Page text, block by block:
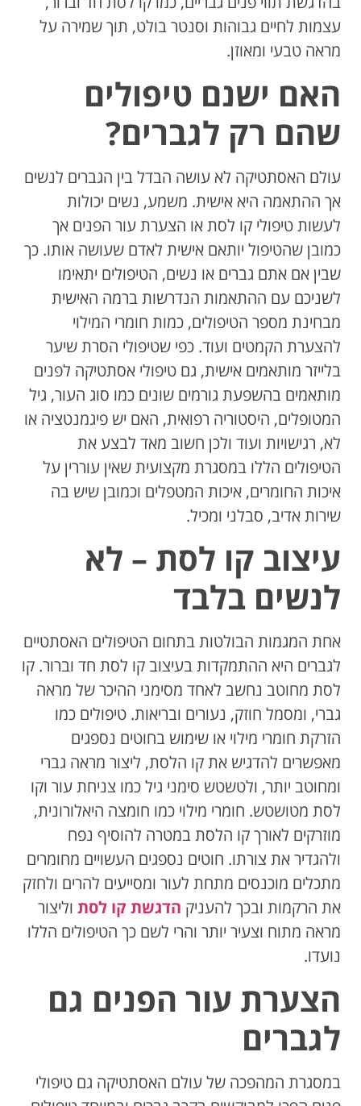
עצמות לחיים גבוהות וסנטר בולט, תוך שמירה על
מראה טבעי ומאוזן.
האם ישנם טיפולים
שהם רק לגברים?
עולם האסתטיקה לא עושה הבדל בין הגברים לנשים
אך ההתאמה היא אישית. משמע, נשים יכולות
לעשות טיפולי קו לסת או הצערת עור הפנים אך
כמובן שהטיפול יותאם אישית לאדם שעושה אותו. כך
שבין אם אתם גברים או נשים, הטיפולים יתאימו
לשניכם עם ההתאמות הנדרשות ברמה האישית
מבחינת מספר הטיפולים, כמות חומרי המילוי
להצערת הקמטים ועוד. כפי שטיפולי הסרת שיער
בלייזר מותאמים אישית, גם טיפולי אסתטיקה לפנים
מותאמים בהשפעת גורמים שונים כמו סוג העור, גיל
המטופלים, היסטוריה רפואית, האם יש פיגמנטציה או
לא, רגישויות ועוד ולכן חשוב מאד לבצע את
הטיפולים הללו במסגרת מקצועית שאין עוררין על
איכות החומרים, איכות המטפלים וכמובן שיש בה
שירות אדיב, סבלני ומכיל.
עיצוב קו לסת – לא
לנשים בלבד
אחת המגמות הבולטות בתחום הטיפולים האסתטיים
לגברים היא ההתמקדות בעיצוב קו לסת חד וברור. קו
לסת מחוטב נחשב לאחד מסימני ההיכר של מראה
גברי, ומסמל חוזק, נעורים ובריאות. טיפולים כמו
הזרקת חומרי מילוי או שימוש בחוטים נספגים
מאפשרים להדגיש את קו הלסת, ליצור מראה גברי
ומחוטב יותר, ולטשטש סימני גיל כמו צניחת עור וקו
לסת מטושטש. חומרי מילוי כמו חומצה היאלורונית,
מוזרקים לאורך קו הלסת במטרה להוסיף נפח
ולהגדיר את צורתו. חוטים נספגים העשויים מחומרים
מתכלים מוכנסים מתחת לעור ומסייעים להרים ולחזק
את הרקמות ובכך להעניק הדגשת קו לסת וליצור
מראה מתוח וצעיר יותר והרי לשם כך הטיפולים הללו
נועדו.
הצערת עור הפנים גם
לגברים
במסגרת המהפכה של עולם האסתטיקה גם טיפולי